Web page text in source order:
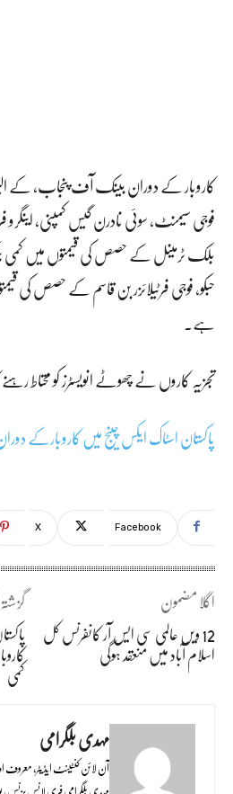
کاروبار کے دوران بینک آف پنجاب، کے
فوجی سیمنٹ، سوئی نادرن گیس کمپنی، اینگرو
بلک ٹرمینل کے حصص کی قیمتوں میں کمی
حبکو، فوجی فرٹیلائزر بن قاسم کے حصص کی
ہے۔
تجزیہ کاروں نے چھوٹے انویسٹرز کو محتاط
پاکستان اسٹاک ایکس چینج میں کاروبارکے دوران 270 پوائنٹس کی
Facebook
X
کمی
اگلا مضمون
12 ویں عالمی سی ایس آر کانفرنس کل
اسلام آباد میں منعقد ہوگی
مہدی بلگرامی
آن لائن کنٹینٹ ایڈیٹر، معروف